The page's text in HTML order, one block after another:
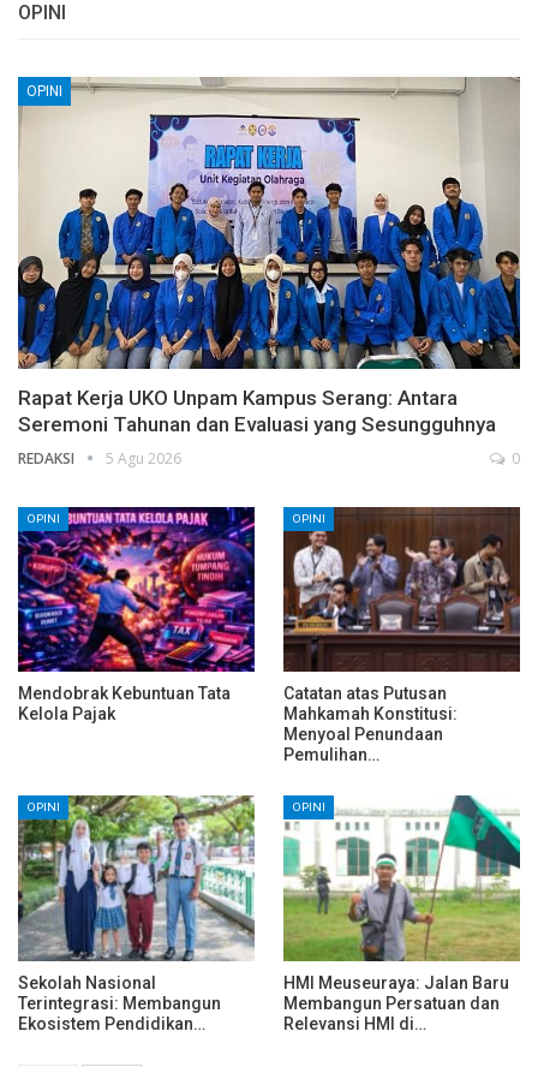
OPINI
OPINI
Rapat Kerja UKO Unpam Kampus Serang: Antara
Seremoni Tahunan dan Evaluasi yang Sesungguhnya
REDAKSI 5 Agu 2026 0
OPINI
Mendobrak Kebuntuan Tata
Kelola Pajak
OPINI
Catatan atas Putusan
Mahkamah Konstitusi:
Menyoal Penundaan
Pemulihan…
OPINI
Sekolah Nasional
Terintegrasi: Membangun
Ekosistem Pendidikan…
OPINI
HMI Meuseuraya: Jalan Baru
Membangun Persatuan dan
Relevansi HMI di…